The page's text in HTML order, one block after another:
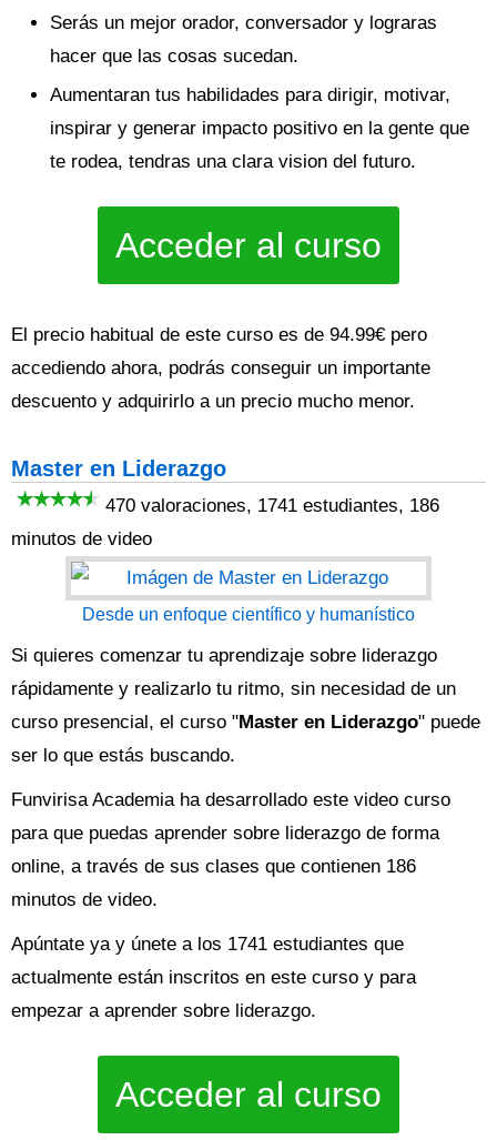
Serás un mejor orador, conversador y lograras
hacer que las cosas sucedan.
Aumentaran tus habilidades para dirigir, motivar,
inspirar y generar impacto positivo en la gente que
te rodea, tendras una clara vision del futuro.
Acceder al curso
El precio habitual de este curso es de 94.99€ pero
accediendo ahora, podrás conseguir un importante
descuento y adquirirlo a un precio mucho menor.
Master en Liderazgo
470 valoraciones, 1741 estudiantes, 186
minutos de video
Desde un enfoque científico y humanístico
Si quieres comenzar tu aprendizaje sobre liderazgo
rápidamente y realizarlo tu ritmo, sin necesidad de un
curso presencial, el curso "Master en Liderazgo" puede
ser lo que estás buscando.
Funvirisa Academia ha desarrollado este video curso
para que puedas aprender sobre liderazgo de forma
online, a través de sus clases que contienen 186
minutos de video.
Apúntate ya y únete a los 1741 estudiantes que
actualmente están inscritos en este curso y para
empezar a aprender sobre liderazgo.
Acceder al curso